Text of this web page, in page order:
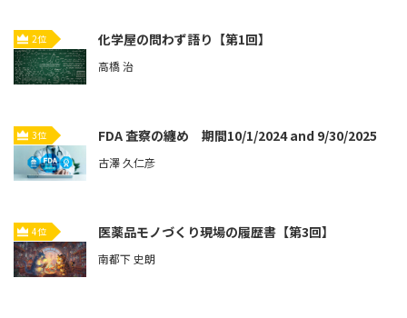
2位 化学屋の問わず語り【第1回】
高橋 治
3位 FDA 査察の纏め 期間10/1/2024 and 9/30/2025
古澤 久仁彦
4位 医薬品モノづくり現場の履歴書【第3回】
南都下 史朗